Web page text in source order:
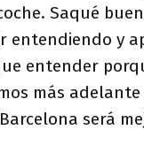
Saqué
entendiendo y
entender
más
será